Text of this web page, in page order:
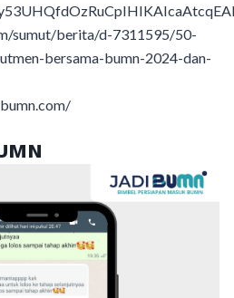
sumut/berita/d-7311595/50-
bersama-bumn-2024-dan-